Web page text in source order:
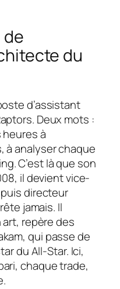
de
du
d’assistant
Deux mots :
à
à analyser chaque
C’est là que son
il devient vice-
directeur
jamais. Il
repère des
qui passe de
du All-Star. Ici,
chaque trade,